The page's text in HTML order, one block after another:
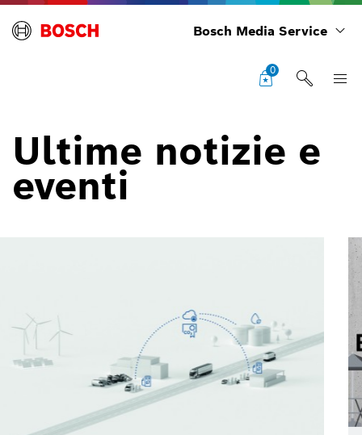
Bosch Media Service
0
Ultime notizie e
eventi